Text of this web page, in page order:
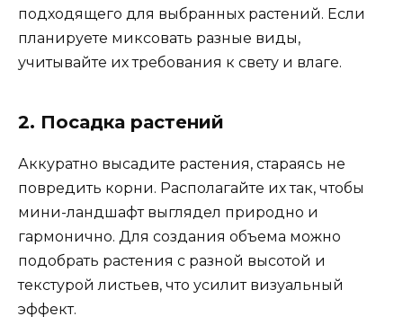
подходящего для выбранных растений. Если
планируете миксовать разные виды,
учитывайте их требования к свету и влаге.
2. Посадка растений
Аккуратно высадите растения, стараясь не
повредить корни. Располагайте их так, чтобы
мини-ландшафт выглядел природно и
гармонично. Для создания объема можно
подобрать растения с разной высотой и
текстурой листьев, что усилит визуальный
эффект.